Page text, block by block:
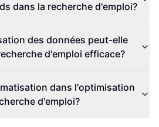
dans la recherche d'emploi?
des données peut-elle
d'emploi efficace?
dans l'optimisation
d'emploi?